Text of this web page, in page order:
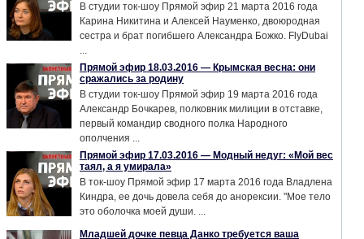
В студии ток-шоу Прямой эфир 21 марта 2016 года
Карина Никитина и Алексей Науменко, двоюродная
сестра и брат погибшего Александра Божко. FlyDubai
...
Прямой эфир 18.03.2016 — Крымская весна: они
сражались за родину
В студии ток-шоу Прямой эфир 19 марта 2016 года
Александр Бочкарев, полковник милиции в отставке,
первый командир сводного полка Народного
ополчения ...
Прямой эфир 17.03.2016 — Модный недуг: «Мой вес
таял, а я умирала»
В ток-шоу Прямой эфир 17 марта 2016 года Владлена
Киндра, ее дочь довела себя до анорексии. "Мое тело
это оболочка моей души. ...
Младшей дочке певца Данко требуется ваша